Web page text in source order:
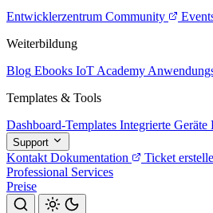
Entwicklerzentrum Community
Weiterbildung
Blog Ebooks IoT Academy
Templates & Tools
Dashboard-Templates Integrierte Geräte
Support
Kontakt Dokumentation Ticket
Professional Services
Preise